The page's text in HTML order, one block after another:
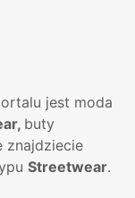
jest moda
buty
znajdziecie
Streetwear.